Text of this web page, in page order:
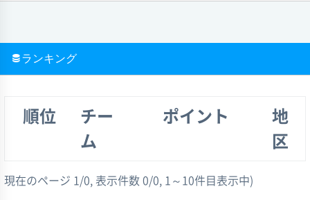
ランキング
順位
チー
ム
ポイント
地
区
現在のページ 1/0, 表示件数 0/0, 1～10件目表示中)